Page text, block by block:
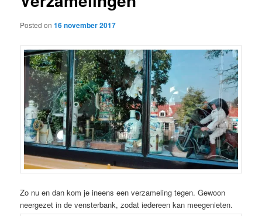
Posted on16 november 2017
Zo nu en dan kom je ineens een verzameling tegen. Gewoon
neergezet in de vensterbank, zodat iedereen kan meegenieten.